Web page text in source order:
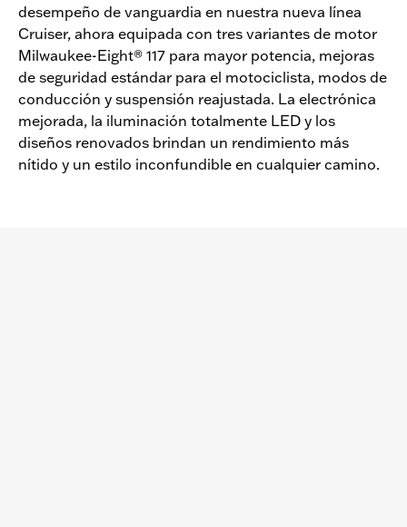
desempeño de vanguardia en nuestra nueva línea
Cruiser, ahora equipada con tres variantes de motor
Milwaukee-Eight® 117 para mayor potencia, mejoras
de seguridad estándar para el motociclista, modos de
conducción y suspensión reajustada. La electrónica
mejorada, la iluminación totalmente LED y los
diseños renovados brindan un rendimiento más
nítido y un estilo inconfundible en cualquier camino.